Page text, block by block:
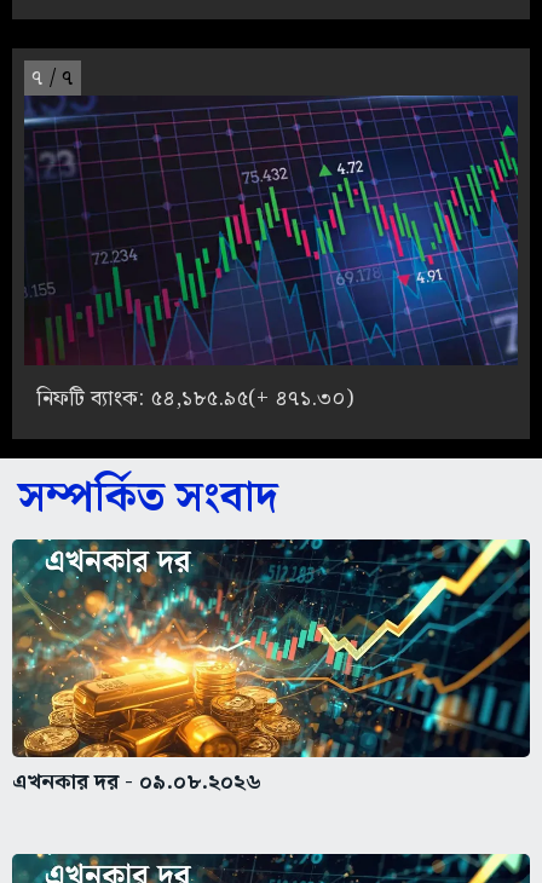
৭ / ৭
নিফটি ব্যাংক: ৫৪,১৮৫.৯৫(+ ৪৭১.৩০)
সম্পর্কিত সংবাদ
এখনকার দর - ০৯.০৮.২০২৬